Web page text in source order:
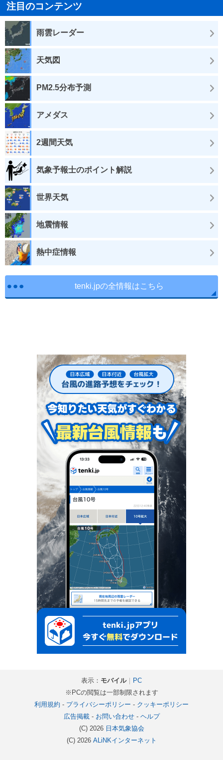
注目のコンテンツ
雨雲レーダー
天気図
PM2.5分布予測
アメダス
2週間天気
気象予報士のポイント解説
世界天気
地震情報
熱中症情報
tenki.jpの全情報はこちら
表示： モバイル｜ PC
※PCの閲覧は一部制限されます
利用規約 - プライバシーポリシー - クッキーポリシー
広告掲載- お問い合わせ- ヘルプ
(C) 2026 日本気象協会
(C) 2026 ALiNKインターネット